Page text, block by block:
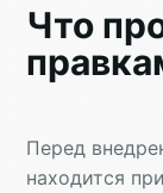
Что
Перед
находится